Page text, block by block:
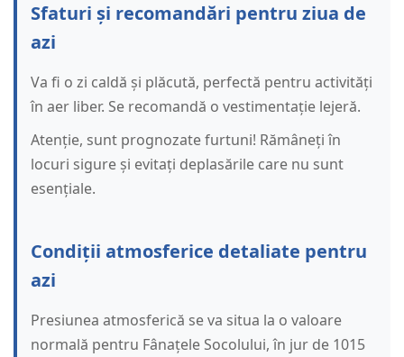
Sfaturi și recomandări pentru ziua de
azi
Va fi o zi caldă și plăcută, perfectă pentru activități
în aer liber. Se recomandă o vestimentație lejeră.
Atenție, sunt prognozate furtuni! Rămâneți în
locuri sigure și evitați deplasările care nu sunt
esențiale.
Condiții atmosferice detaliate pentru
azi
Presiunea atmosferică se va situa la o valoare
normală pentru Fânațele Socolului, în jur de 1015